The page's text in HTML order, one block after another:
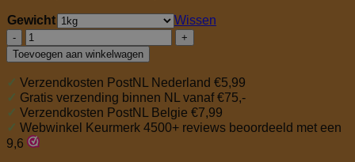
Gewicht
Wissen
Koolhydraatarm
broodmix
aantal
Toevoegen aan winkelwagen
✓ Verzendkosten PostNL Nederland €5,99
✓ Gratis verzending binnen NL vanaf €75,-
✓ Verzendkosten PostNL Belgie €7,99
✓ Webwinkel Keurmerk 4500+ reviews beoordeeld met een
9,6